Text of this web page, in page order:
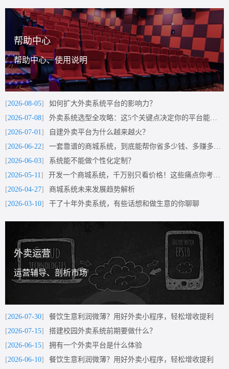
帮助中心
帮助中心、使用说明
[2026-08-05]
如何扩大外卖系统平台的影响力？
[2026-07-08]
外卖系统选型全攻略：这5个关键点决定你的平台能走多远
[2026-07-01]
自建外卖平台为什么越来越火？
[2026-06-22]
一套靠谱的商城系统，到底能帮你省多少钱、多赚多少钱？
[2026-06-03]
系统能不能做个性化定制？
[2026-05-11]
开发一个商城系统，千万别只看价格！这些痛点你考虑过吗？
[2026-04-27]
商城系统未来发展趋势解析
[2026-03-10] 干了十年外卖系统，有些话想和做生意的你聊聊
外卖运营
运营辅导、剖析市场
[2026-07-30]
餐饮生意利润微薄？用好外卖小程序，轻松增收提利
[2026-07-15]
搭建校园外卖系统前期要做什么？
[2026-06-15]
拥有一个外卖平台是什么体验
[2026-06-10]
餐饮生意利润微薄？用好外卖小程序，轻松增收提利